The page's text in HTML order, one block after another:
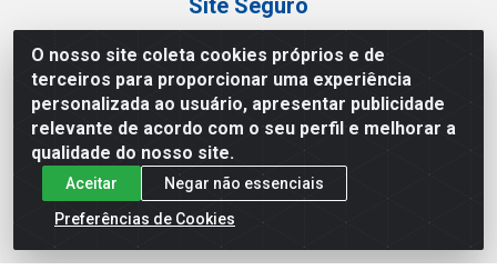
O nosso site coleta cookies próprios e de
terceiros para proporcionar uma experiência
personalizada ao usuário, apresentar publicidade
relevante de acordo com o seu perfil e melhorar a
qualidade do nosso site.
Aceitar
Negar não essenciais
Preferências de Cookies
Site Seguro
Loja / Showroom
Tel.: (11) 3227-0546
Av Vautier, 587/597 - Pari - São Paulo/SP